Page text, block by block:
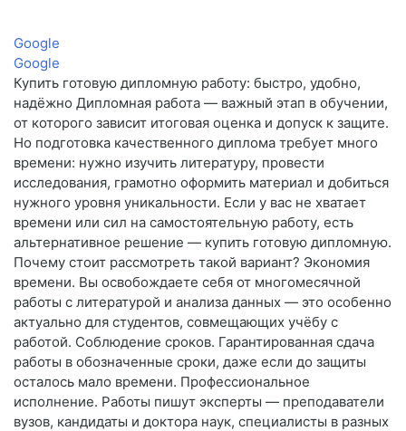
Google
Google
Купить готовую дипломную работу: быстро, удобно,
надёжно Дипломная работа — важный этап в обучении,
от которого зависит итоговая оценка и допуск к защите.
Но подготовка качественного диплома требует много
времени: нужно изучить литературу, провести
исследования, грамотно оформить материал и добиться
нужного уровня уникальности. Если у вас не хватает
времени или сил на самостоятельную работу, есть
альтернативное решение — купить готовую дипломную.
Почему стоит рассмотреть такой вариант? Экономия
времени. Вы освобождаете себя от многомесячной
работы с литературой и анализа данных — это особенно
актуально для студентов, совмещающих учёбу с
работой. Соблюдение сроков. Гарантированная сдача
работы в обозначенные сроки, даже если до защиты
осталось мало времени. Профессиональное
исполнение. Работы пишут эксперты — преподаватели
вузов, кандидаты и доктора наук, специалисты в разных